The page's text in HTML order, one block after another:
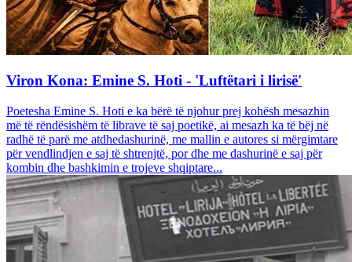
Viron Kona: Emine S. Hoti - 'Luftëtari i lirisë'
Poetesha Emine S. Hoti e ka bërë të njohur prej kohësh mesazhin
më të rëndësishëm të librave të saj poetikë, ai mesazh ka të bëj në
radhë të parë me atdhedashurinë, me mallin e autores si mërgimtare
për vendlindjen e saj të shtrenjtë, por dhe me dashurinë e saj për
kombin dhe bashkimin e trojeve shqiptare...